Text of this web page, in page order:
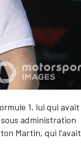
1, lui qui avait
administration
Martin, qui l'avait